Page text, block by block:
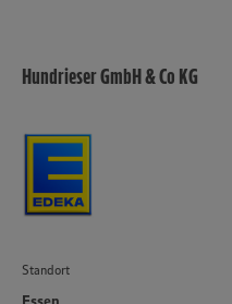
Hundrieser GmbH & Co KG
Standort